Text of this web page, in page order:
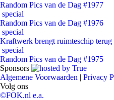
Random Pics van de Dag #1977
special
Random Pics van de Dag #1976
special
Kraftwerk brengt ruimteschip terug
special
Random Pics van de Dag #1975
Sponsors
Algemene Voorwaarden | Privacy
Volg ons
©FOK.nl e.a.